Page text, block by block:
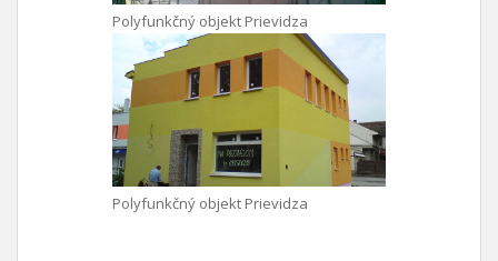
Polyfunkčný objekt Prievidza
Polyfunkčný objekt Prievidza